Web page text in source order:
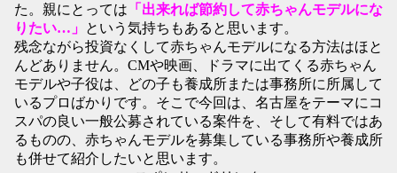
た。親にとっては 「出来れば節約して赤ちゃんモデルにな
りたい…」 という気持ちもあると思います。
残念ながら投資なくして赤ちゃんモデルになる方法はほと
んどありません。CMや映画、ドラマに出てくる赤ちゃん
モデルや子役は、どの子も養成所または事務所に所属して
いるプロばかりです。そこで今回は、名古屋をテーマにコ
スパの良い一般公募されている案件を、そして有料ではあ
るものの、赤ちゃんモデルを募集している事務所や養成所
も併せて紹介したいと思います。